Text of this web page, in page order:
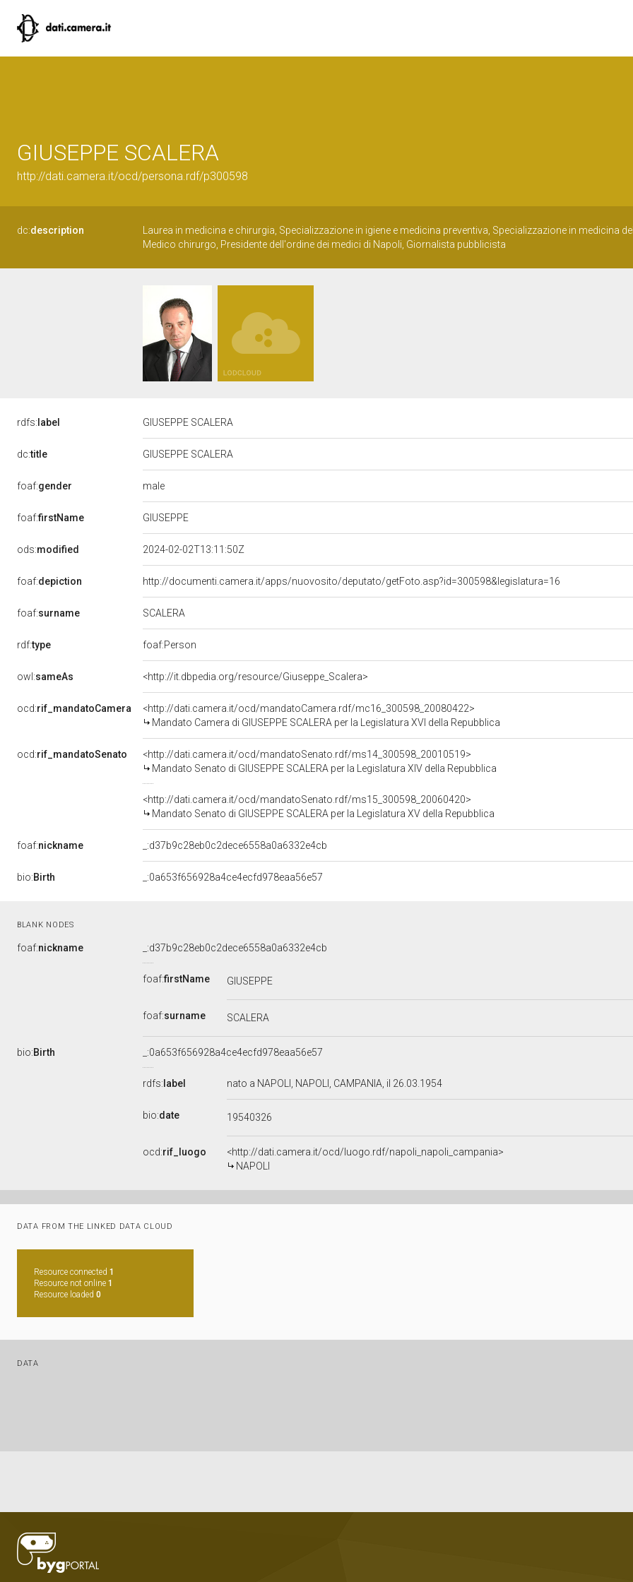
GIUSEPPE SCALERA
http://dati.camera.it/ocd/persona.rdf/p300598
dc:description
Laurea in medicina e chirurgia, Specializzazione in igiene e medicina preventiva, Specializzazione in medicina
Medico chirurgo, Presidente dell'ordine dei medici di Napoli, Giornalista pubblicista
rdfs: label GIUSEPPE SCALERA
dc:title GIUSEPPE SCALERA
foaf:gender male
foaf:firstName GIUSEPPE
ods:modified 2024-02-02T13:11:50Z
foaf:depiction http://documenti.camera.it/apps/nuovosito/deputato/getFoto.asp?id=300598&legislatura=16
foaf:surname SCALERA
rdf:type foaf:Person
owl:sameAs <http://it.dbpedia.org/resource/Giuseppe_Scalera>
ocd:rif_mandatoCamera
<http://dati.camera.it/ocd/mandatoCamera.rdf/mc16_300598_20080422>
Mandato Camera di GIUSEPPE SCALERA per la Legislatura XVI della Repubblica
ocd:rif_mandatoSenato
<http://dati.camera.it/ocd/mandatoSenato.rdf/ms14_300598_20010519>
Mandato Senato di GIUSEPPE SCALERA per la Legislatura XIV della Repubblica
<http://dati.camera.it/ocd/mandatoSenato.rdf/ms15_300598_20060420>
Mandato Senato di GIUSEPPE SCALERA per la Legislatura XV della Repubblica
foaf:nickname _:d37b9c28eb0c2dece6558a0a6332e4cb
bio:Birth _:0a653f656928a4ce4ecfd978eaa56e57
BLANK NODES
foaf:nickname _:d37b9c28eb0c2dece6558a0a6332e4cb
foaf:firstName GIUSEPPE
foaf:surname SCALERA
bio:Birth _:0a653f656928a4ce4ecfd978eaa56e57
rdfs: label nato a NAPOLI, NAPOLI, CAMPANIA, il 26.03.1954
bio:date 19540326
ocd:rif_luogo
<http://dati.camera.it/ocd/luogo.rdf/napoli_napoli_campania>
NAPOLI
DATA FROM THE LINKED DATA CLOUD
Resource connected 1
Resource not online 1
Resource loaded 0
DATA